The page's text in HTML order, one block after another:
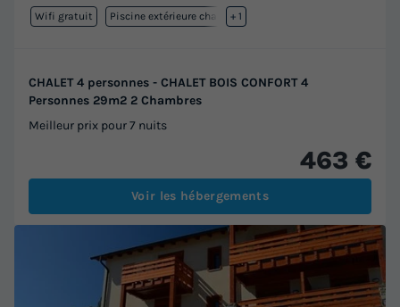
Wifi gratuit Piscine extérieure chauffée
+ 1
CHALET 4 personnes - CHALET BOIS CONFORT 4
Personnes 29m2 2 Chambres
Meilleur prix pour 7 nuits
463 €
Voir les hébergements